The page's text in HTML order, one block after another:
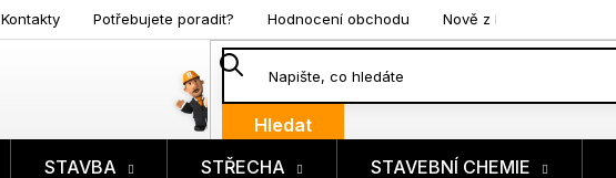
Kontakty Potřebujete poradit? Hodnocení obchodu Nově z blogu
Hledat
STAVBA STŘECHA STAVEBNÍ CHEMIE